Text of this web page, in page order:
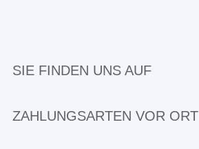
SIE FINDEN UNS AUF
ZAHLUNGSARTEN VOR ORT